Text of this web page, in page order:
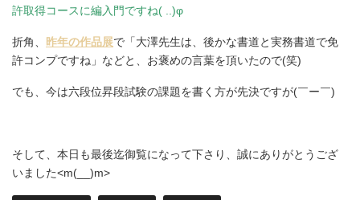
許取得コースに編入門ですね( ..)φ
折角、 昨年の作品展で「大澤先生は、後かな書道と実務書道で免
許コンプですね」などと、お褒めの言葉を頂いたので(笑)
でも、今は六段位昇段試験の課題を書く方が先決ですが(￣ー￣)
そして、本日も最後迄御覧になって下さり、誠にありがとうござ
いました<m(__)m>